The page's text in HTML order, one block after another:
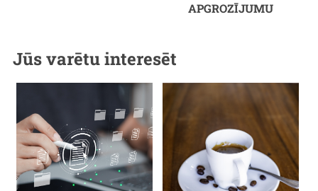
APGROZĪJUMU
Jūs varētu interesēt